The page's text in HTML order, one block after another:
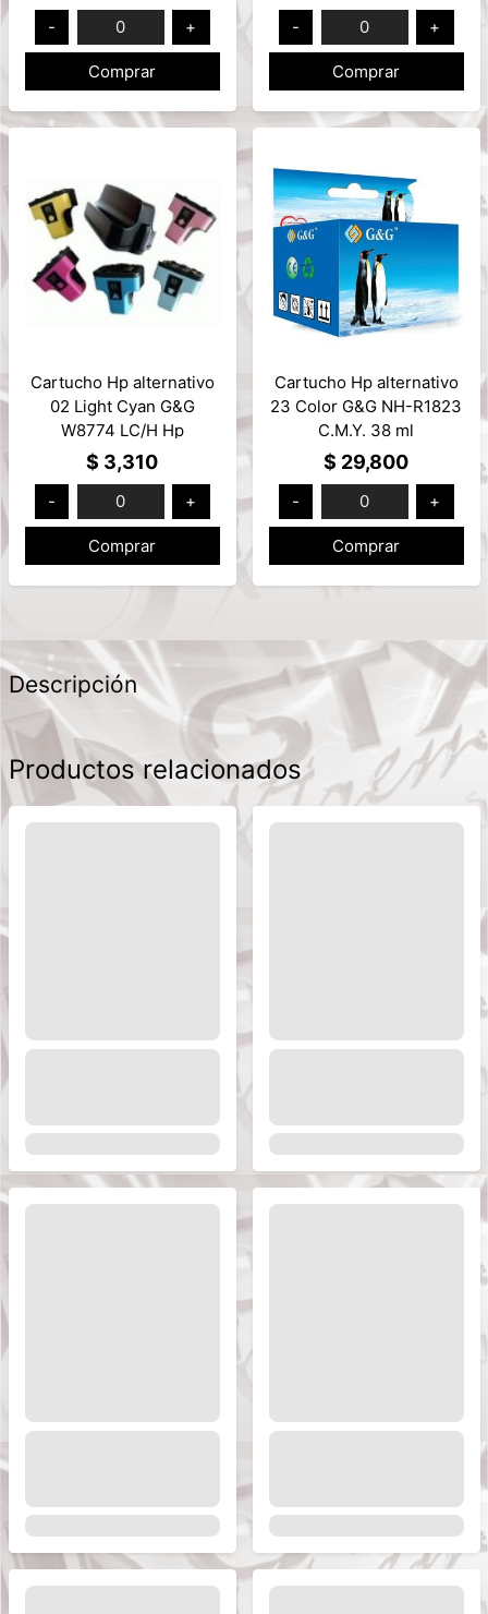
-
0 +
Comprar
- 0 +
Comprar
Cartucho Hp alternativo
02 Light Cyan G&G
W8774 LC/H Hp
Photosmart 11ml
$ 3,310
- 0 +
Comprar
Cartucho Hp alternativo
23 Color G&G NH-R1823
C.M.Y. 38 ml
$ 29,800
- 0 +
Comprar
Descripción
Productos relacionados